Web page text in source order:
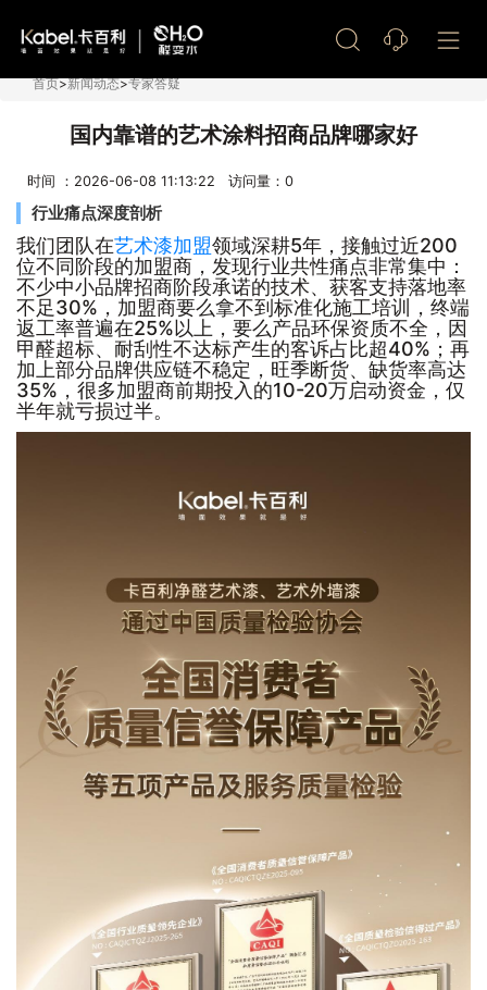
首页>新闻动态>专家答疑
国内靠谱的艺术涂料招商品牌哪家好
时间 ：2026-06-08 11:13:22 访问量： 0
行业痛点深度剖析
我们团队在艺术漆加盟领域深耕5年，接触过近200
位不同阶段的加盟商，发现行业共性痛点非常集中：
不少中小品牌招商阶段承诺的技术、获客支持落地率
不足30%，加盟商要么拿不到标准化施工培训，终端
返工率普遍在25%以上，要么产品环保资质不全，因
甲醛超标、耐刮性不达标产生的客诉占比超40%；再
加上部分品牌供应链不稳定，旺季断货、缺货率高达
35%，很多加盟商前期投入的10-20万启动资金，仅
半年就亏损过半。